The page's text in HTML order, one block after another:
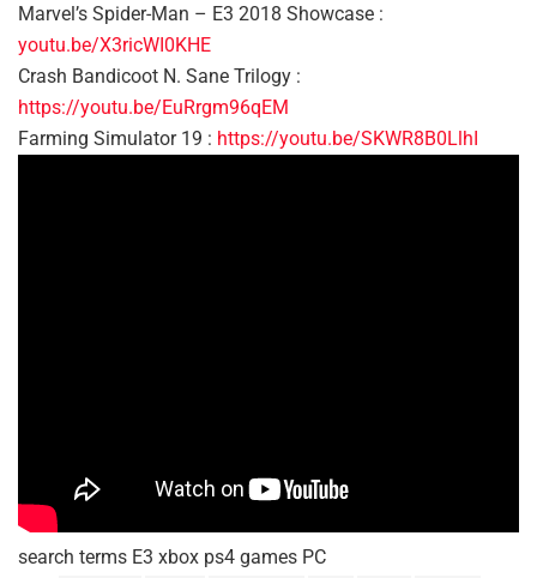
Marvel’s Spider-Man – E3 2018 Showcase :
youtu.be/X3ricWI0KHE
Crash Bandicoot N. Sane Trilogy :
https://youtu.be/EuRrgm96qEM
Farming Simulator 19 : https://youtu.be/SKWR8B0LlhI
search terms E3 xbox ps4 games PC